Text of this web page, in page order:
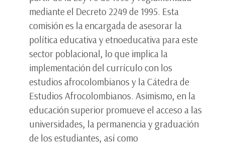
mediante el Decreto 2249 de 1995. Esta
comisión es la encargada de asesorar la
política educativa y etnoeducativa para este
sector poblacional, lo que implica la
implementación del currículo con los
estudios afrocolombianos y la Cátedra de
Estudios Afrocolombianos. Asimismo, en la
educación superior promueve el acceso a las
universidades, la permanencia y graduación
de los estudiantes, así como